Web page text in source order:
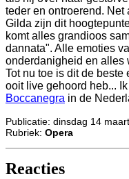
teder en ontroerend. Net
Gilda zijn dit
komt alles grandioos
dannata". Alle emoties
onderdanigheid en alles
Tot nu toe is dit de
ooit live gehoord heb...
Boccanegra in de
Publicatie: dinsdag 14
Rubriek: Opera
Reacties